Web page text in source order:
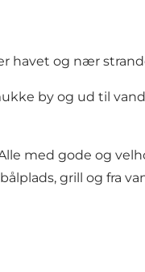
havet og nær
by og ud til
med gode og
grill og fra